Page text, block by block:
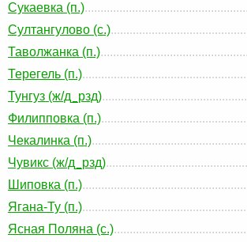
Сукаевка (п.)
Султангулово (с.)
Таволжанка (п.)
Терегель (п.)
Тунгуз (ж/д_рзд)
Филипповка (п.)
Чекалинка (п.)
Чувикс (ж/д_рзд)
Шиповка (п.)
Ягана-Ту (п.)
Ясная Поляна (с.)